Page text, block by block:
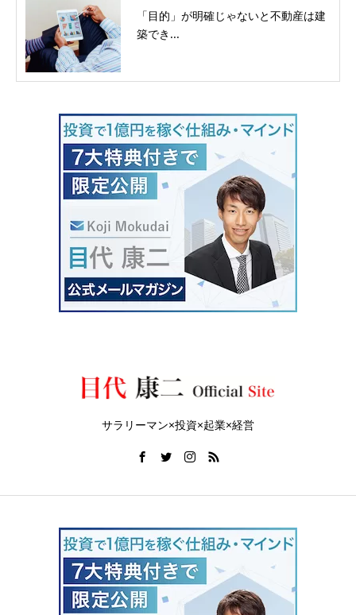
「目的」が明確じゃないと不動産は建
築でき...
サラリーマン×投資×起業×経営